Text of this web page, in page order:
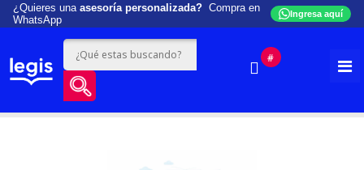
¿Quieres una asesoría personalizada? Compra en
WhatsApp
Ingresa aquí
#